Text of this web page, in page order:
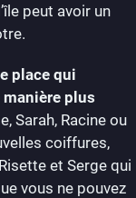
peut avoir un
place qui
plus
Sarah, Racine ou
coiffures,
et Serge qui
vous ne pouvez